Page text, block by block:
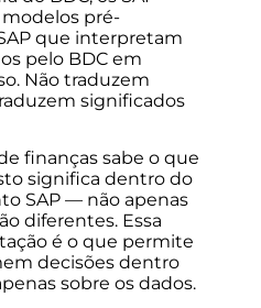
pré-
que interpretam
pelo BDC em
Não traduzem
significados
finanças sabe o que
significa dentro do
SAP — não apenas
diferentes. Essa
é o que permite
decisões dentro
sobre os dados.